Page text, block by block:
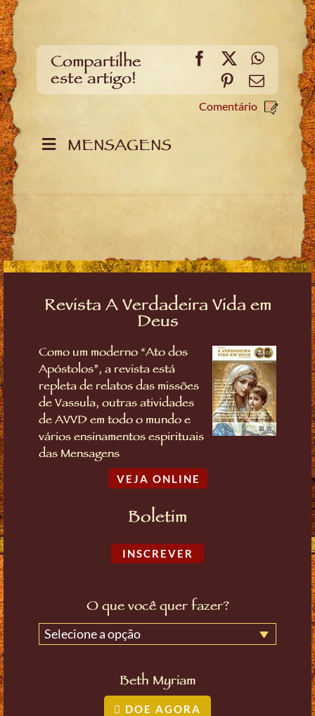
Compartilhe
este artigo!
Facebook
X
PinterestEmail
Comentário
MENSAGENS
Revista A Verdadeira Vida em
Deus
Como um moderno “Ato dos
Apóstolos”, a revista está
repleta de relatos das missões
de Vassula, outras atividades
de AVVD em todo o mundo e
vários ensinamentos espirituais
das Mensagens
VEJA ONLINE
Boletim
INSCREVER
O que você quer fazer?
Selecione a opção
Beth Myriam
DOE AGORA